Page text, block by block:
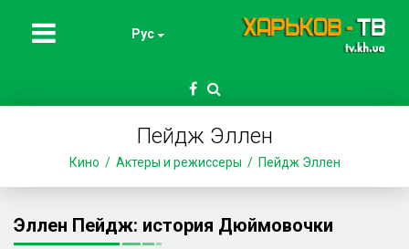
Рус
Пейдж Эллен
Кино Актеры и режиссеры Пейдж Эллен
Эллен Пейдж: история Дюймовочки